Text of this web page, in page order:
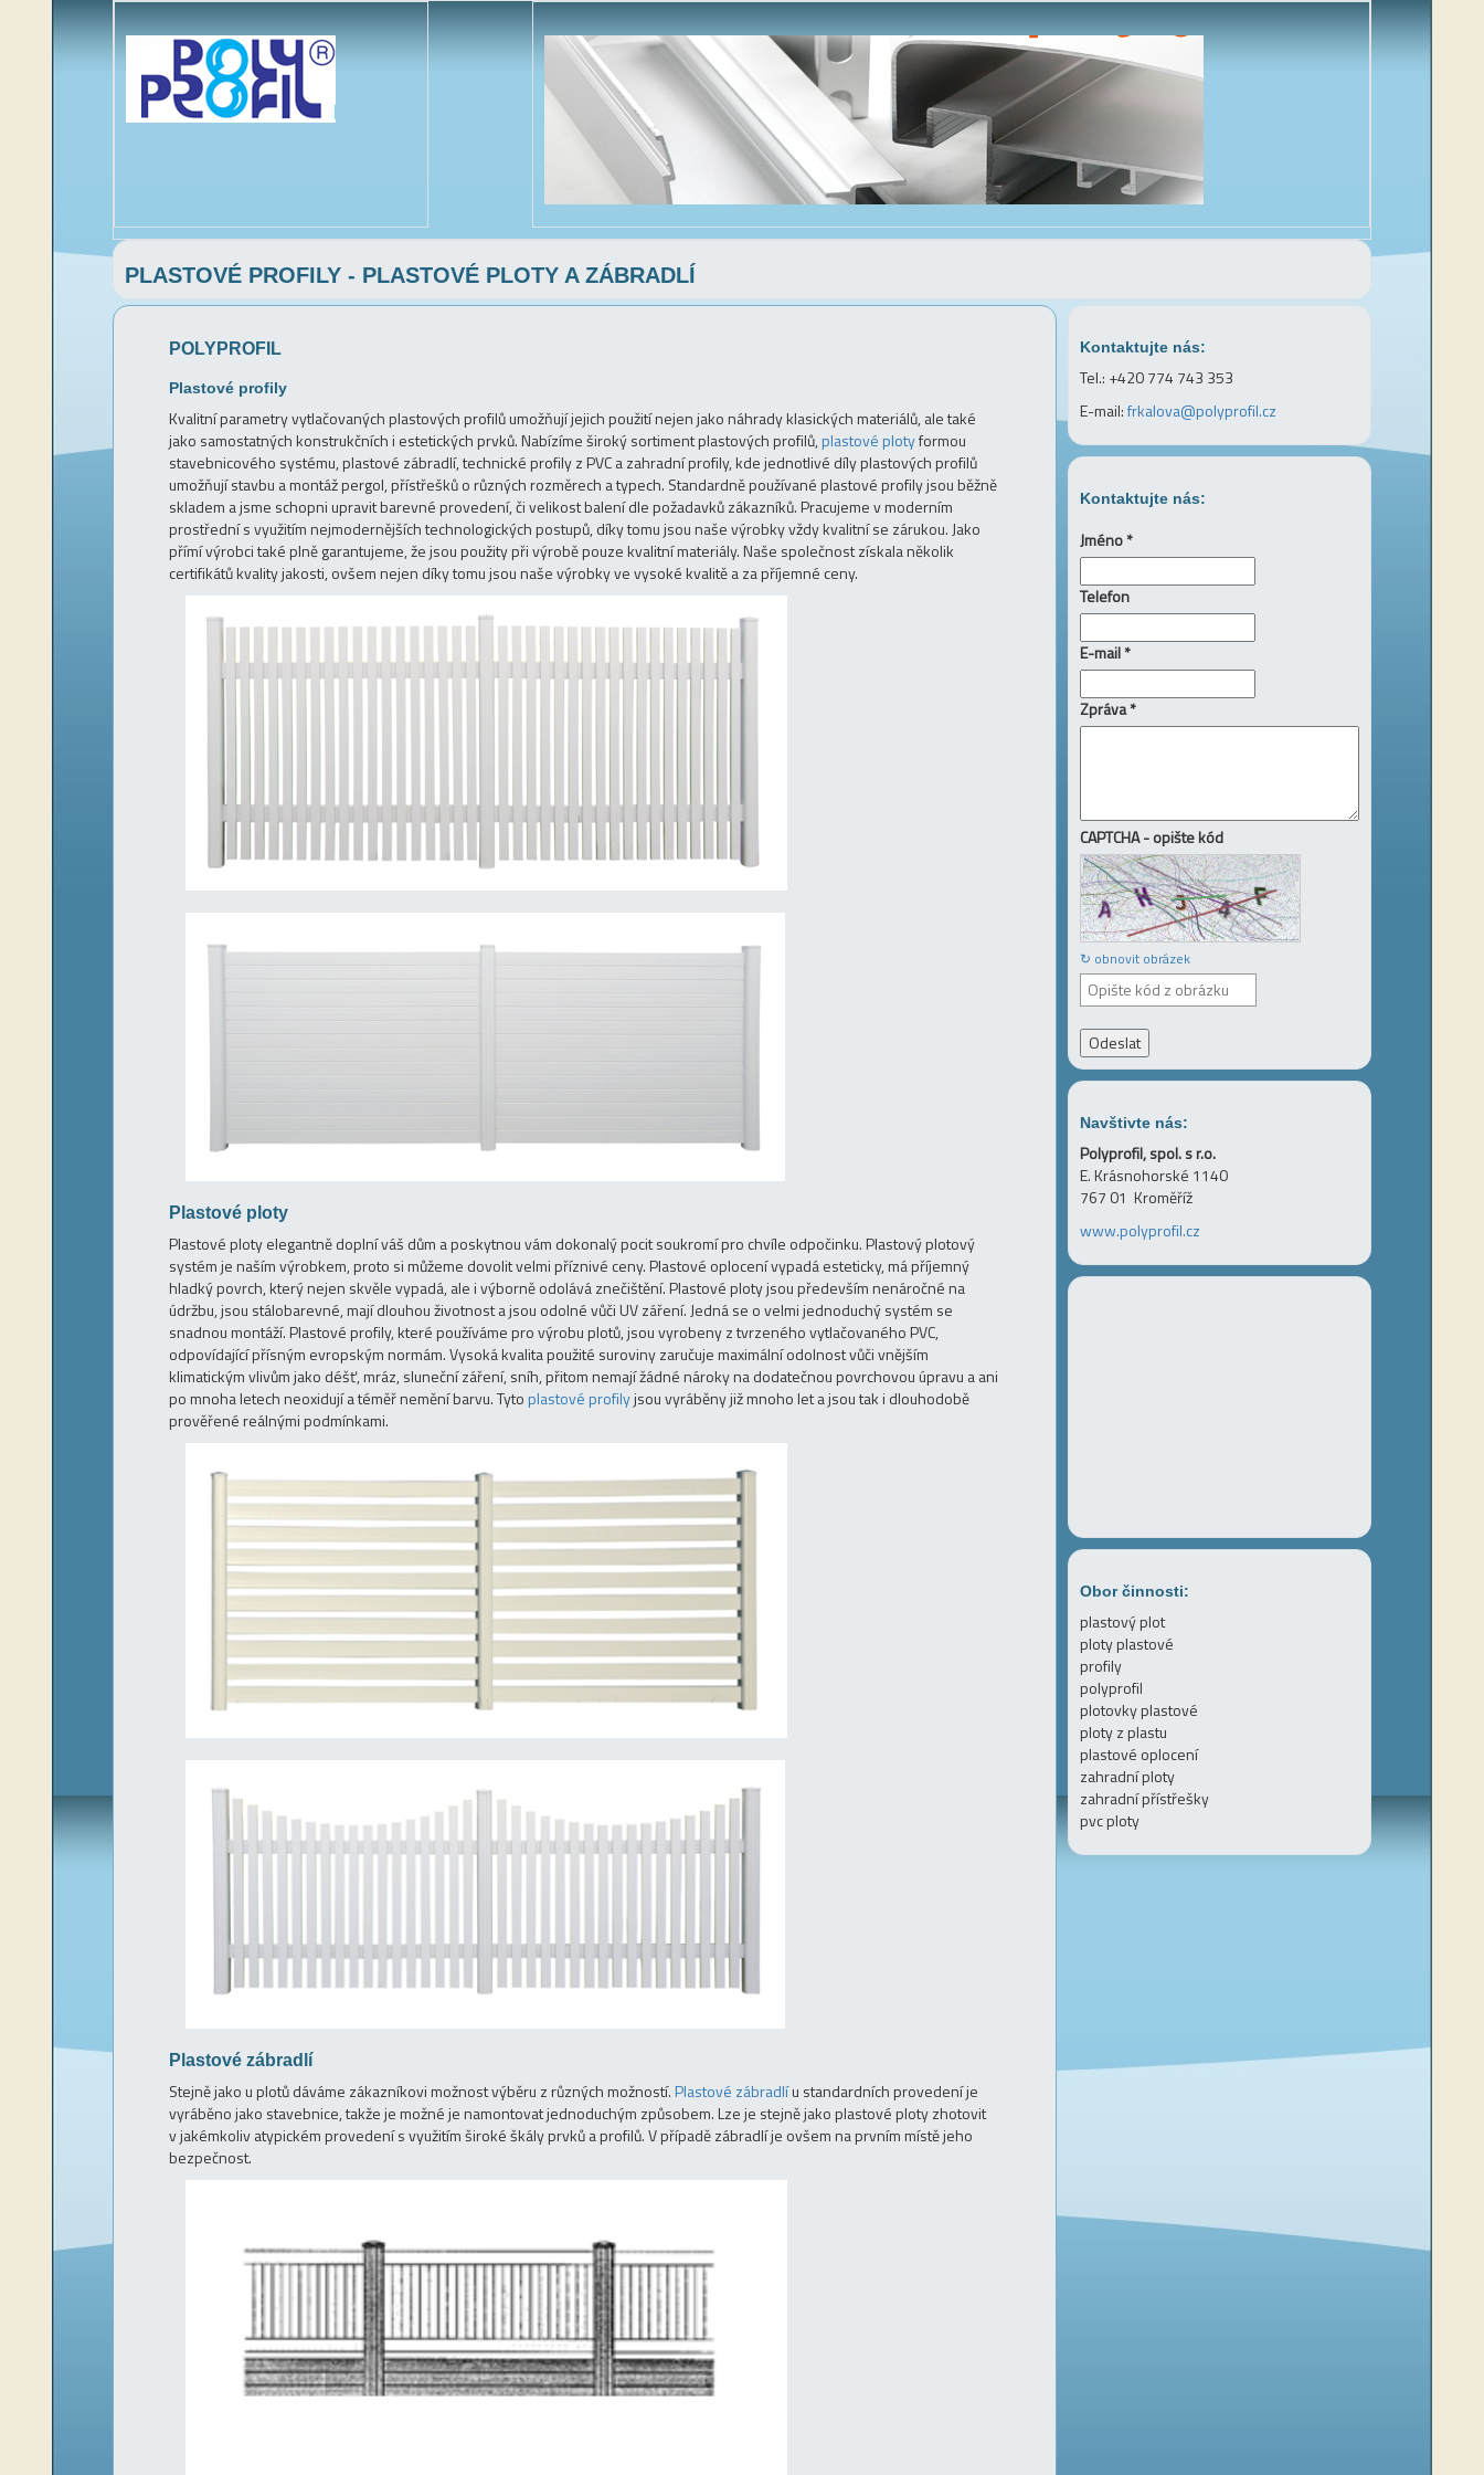
PLASTOVÉ PROFILY - PLASTOVÉ PLOTY A ZÁBRADLÍ
POLYPROFIL
Plastové profily
Kvalitní parametry vytlačovaných plastových profilů umožňují jejich použití nejen jako náhrady klasických materiálů, ale také
jako samostatných konstrukčních i estetických prvků. Nabízíme široký sortiment plastových profilů,plastové plotyformou
stavebnicového systému, plastové zábradlí, technické profily z PVC a zahradní profily, kde jednotlivé díly plastových profilů
umožňují stavbu a montáž pergol, přístřešků o různých rozměrech a typech. Standardně používané plastové profily jsou běžně
skladem a jsme schopni upravit barevné provedení, či velikost balení dle požadavků zákazníků. Pracujeme v moderním
prostřední s využitím nejmodernějších technologických postupů, díky tomu jsou naše výrobky vždy kvalitní se zárukou. Jako
přímí výrobci také plně garantujeme, že jsou použity při výrobě pouze kvalitní materiály. Naše společnost získala několik
certifikátů kvality jakosti, ovšem nejen díky tomu jsou naše výrobky ve vysoké kvalitě a za příjemné ceny.
Plastové ploty
Plastové ploty elegantně doplní váš dům a poskytnou vám dokonalý pocit soukromí pro chvíle odpočinku. Plastový plotový
systém je naším výrobkem, proto si můžeme dovolit velmi příznivé ceny. Plastové oplocení vypadá esteticky, má příjemný
hladký povrch, který nejen skvěle vypadá, ale i výborně odolává znečištění. Plastové ploty jsou především nenáročné na
údržbu, jsou stálobarevné, mají dlouhou životnost a jsou odolné vůči UV záření. Jedná se o velmi jednoduchý systém se
snadnou montáží. Plastové profily, které používáme pro výrobu plotů, jsou vyrobeny z tvrzeného vytlačovaného PVC,
odpovídající přísným evropským normám. Vysoká kvalita použité suroviny zaručuje maximální odolnost vůči vnějším
klimatickým vlivům jako déšť, mráz, sluneční záření, sníh, přitom nemají žádné nároky na dodatečnou povrchovou úpravu a ani
po mnoha letech neoxidují a téměř nemění barvu. Tyto plastové profilyjsou vyráběny již mnoho let a jsou tak i dlouhodobě
prověřené reálnými podmínkami.
Plastové zábradlí
Stejně jako u plotů dáváme zákazníkovi možnost výběru z různých možností. Plastové zábradlíu standardních provedení je
vyráběno jako stavebnice, takže je možné je namontovat jednoduchým způsobem. Lze je stejně jako plastové ploty zhotovit
v jakémkoliv atypickém provedení s využitím široké škály prvků a profilů. V případě zábradlí je ovšem na prvním místě jeho
bezpečnost.
Kontaktujte nás:
Tel.: +420 774 743 353
E-mail:frkalova@polyprofil.cz
Kontaktujte nás:
Jméno *
Telefon
E-mail *
Zpráva *
CAPTCHA - opište kód
↻ obnovit obrázek
Navštivte nás:
Polyprofil, spol. s r.o.
E. Krásnohorské 1140
767 01 Kroměříž
www.polyprofil.cz
Obor činnosti:
plastový plot
ploty plastové
profily
polyprofil
plotovky plastové
ploty z plastu
plastové oplocení
zahradní ploty
zahradní přístřešky
pvc ploty